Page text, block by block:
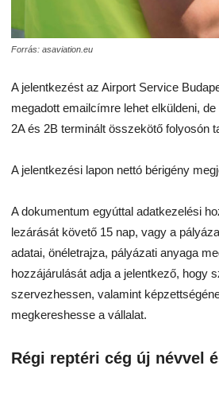
Forrás: asaviation.eu
A jelentkezést az Airport Service
megadott emailcímre lehet elküldeni,
2A és 2B terminált összekötő folyosón
A jelentkezési lapon nettó bérigény
A dokumentum egyúttal adatkezelési
lezárását követő 15 nap, vagy a
adatai, önéletrajza, pályázati anyaga
hozzájárulását adja a jelentkező, hogy
szervezhessen, valamint
megkereshesse a vállalat.
Régi reptéri cég új névvel